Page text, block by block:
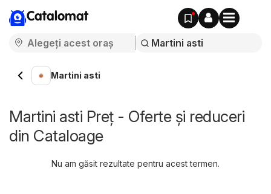
Catalomat
Martini asti
Martini asti Preț - Oferte și reduceri
din Cataloage
Nu am găsit rezultate pentru acest termen.